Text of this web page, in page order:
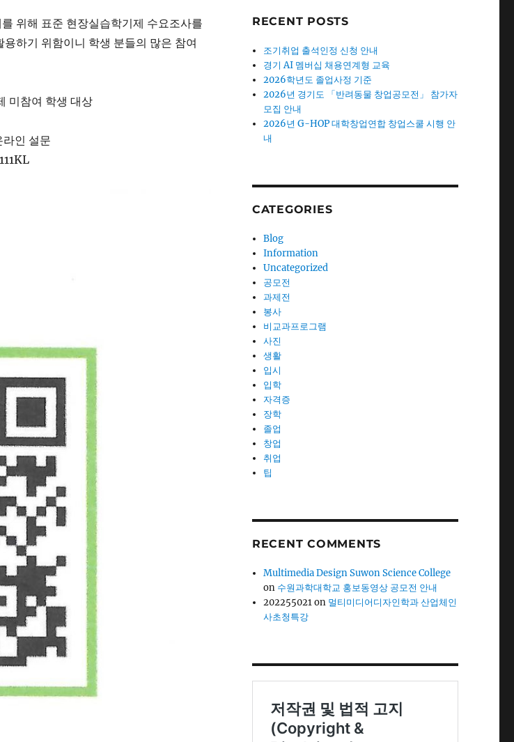
위해 표준 현장실습학기제 수요조사를
하기 위함이니 학생 분들의 많은 참여
미참여 학생 대상
라인 설문
RECENT POSTS
조기취업 출석인정 신청 안내
경기 AI 멤버십 채용연계형 교육
2026학년도 졸업사정 기준
2026년 경기도 「반려동물 창업공모전」 참가자
모집 안내
2026년 G-HOP 대학창업연합 창업스쿨 시행 안
내
CATEGORIES
Blog
Information
Uncategorized
공모전
과제전
봉사
비교과프로그램
사진
생활
입시
입학
자격증
장학
졸업
창업
취업
팁
RECENT COMMENTS
Multimedia Design Suwon Science College
on 수원과학대학교 홍보동영상 공모전 안내
202255021on 멀티미디어디자인학과 산업체인
사초청특강